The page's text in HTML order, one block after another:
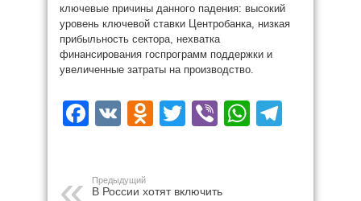
ключевые причины данного падения: высокий
уровень ключевой ставки Центробанка, низкая
прибыльность сектора, нехватка
финансирования госпрограмм поддержки и
увеличенные затраты на производство.
Facebook
VK Odnoklassniki
Twitter
Viber
Предыдущий
В России хотят включить